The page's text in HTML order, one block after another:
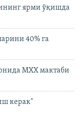
ярми ўқишда
40% га
МХХ мактаби
керак"